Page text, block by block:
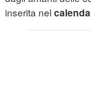
inserita nel